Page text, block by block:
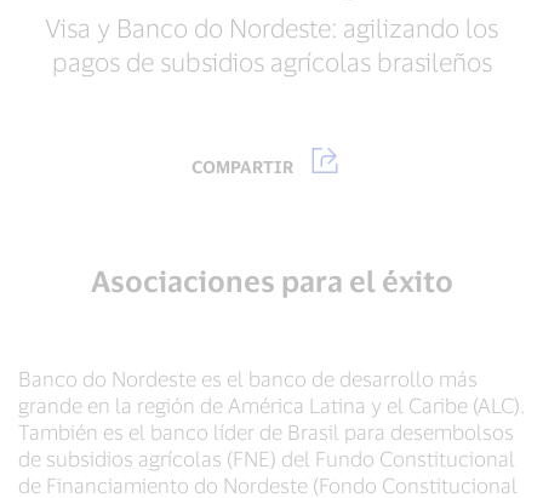
Visa y Banco do Nordeste: agilizando los
pagos de subsidios agrícolas brasileños
COMPARTIR
Asociaciones para el éxito
Banco do Nordeste es el banco de desarrollo más
grande en la región de América Latina y el Caribe (ALC).
También es el banco líder de Brasil para desembolsos
de subsidios agrícolas (FNE) del Fundo Constitucional
de Financiamiento do Nordeste (Fondo Constitucional